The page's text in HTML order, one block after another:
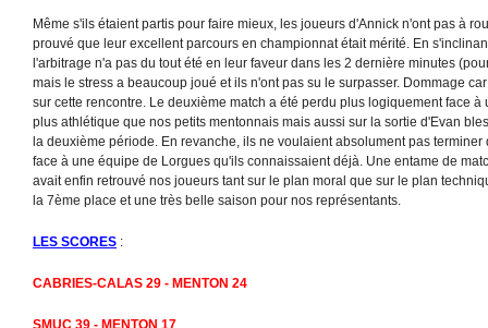
Même s'ils étaient partis pour faire mieux, les joueurs d'Annick n'ont pas à
prouvé que leur excellent parcours en championnat était mérité. En
l'arbitrage n'a pas du tout été en leur faveur dans les 2 dernière minutes
mais le stress a beaucoup joué et ils n'ont pas su le surpasser. Dommage
sur cette rencontre. Le deuxième match a été perdu plus logiquement face
plus athlétique que nos petits mentonnais mais aussi sur la sortie d'Evan
la deuxième période. En revanche, ils ne voulaient absolument pas
face à une équipe de Lorgues qu'ils connaissaient déjà. Une entame de
avait enfin retrouvé nos joueurs tant sur le plan moral que sur le plan
la 7ème place et une très belle saison pour nos représentants.
LES SCORES :
CABRIES-CALAS 29 - MENTON 24
SMUC 39 - MENTON 17